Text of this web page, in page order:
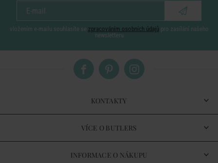
vložením e-mailu souhlasíte se zpracováním osobních údajů pro zasílání našeho
newsletteru
KONTAKTY
VÍCE O BUTLERS
INFORMACE O NÁKUPU